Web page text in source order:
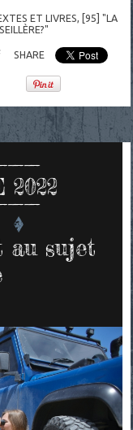
ET LIVRES, [95] "LA
SHARE
2022
au sujet